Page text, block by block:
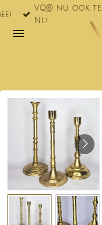
Ga
naar
VQ® nu ook te
NL!